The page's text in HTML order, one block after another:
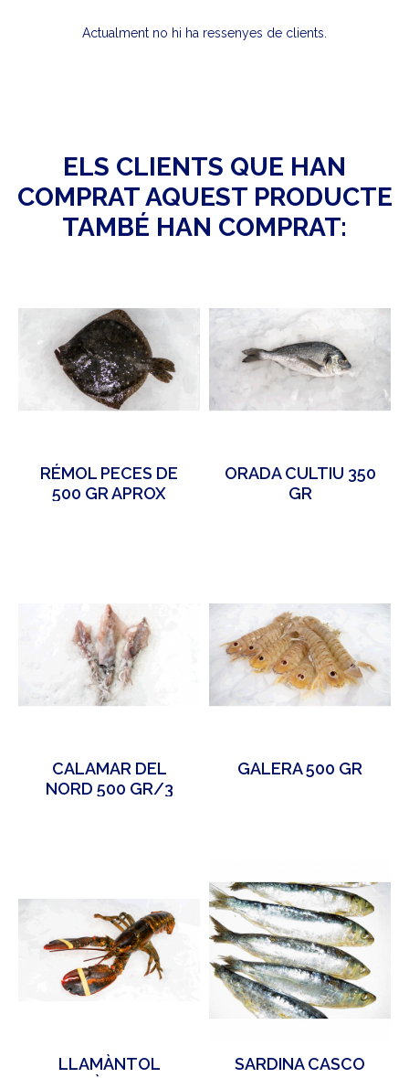
Actualment no hi ha ressenyes de clients.
ELS CLIENTS QUE HAN
COMPRAT AQUEST PRODUCTE
TAMBÉ HAN COMPRAT:
RÉMOL PECES DE
500 GR APROX
ORADA CULTIU 350
GR
CALAMAR DEL
NORD 500 GR/3
GALERA 500 GR
LLAMÀNTOL
SARDINA CASCO